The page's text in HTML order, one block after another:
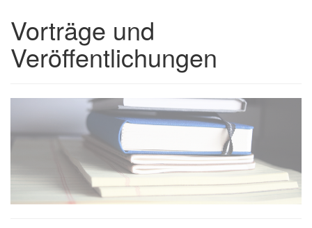
Vorträge und
Veröffentlichungen